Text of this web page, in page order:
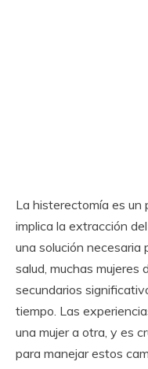
La histerectomía es un
implica la extracción
una solución necesaria
salud, muchas
secundarios
tiempo. Las
una mujer a otra, y es
para manejar estos